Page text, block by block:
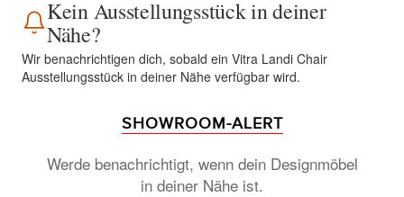
Kein Ausstellungsstück in deiner
Nähe?
Wir benachrichtigen dich, sobald ein Vitra Landi Chair
Ausstellungsstück in deiner Nähe verfügbar wird.
SHOWROOM-ALERT
Werde benachrichtigt, wenn dein Designmöbel
in deiner Nähe ist.